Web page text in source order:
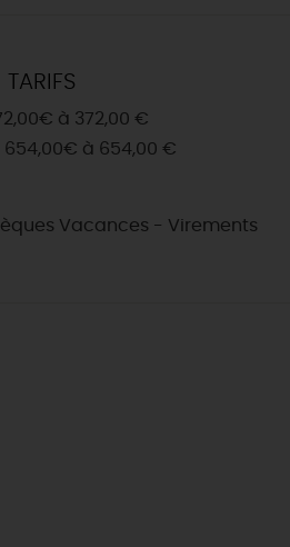
TARIFS
à 372,00 €
à 654,00 €
Vacances - Virements